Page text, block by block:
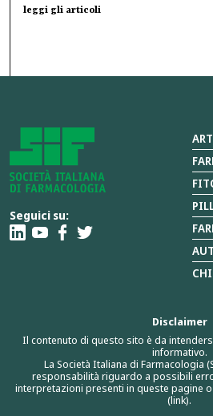
leggi gli articoli
Seguici su:
Disclaimer
Il contenuto di questo sito è da
informativo.
La Società Italiana di Farmacologia
responsabilità riguardo a possibili
interpretazioni presenti in queste pagine
(link).